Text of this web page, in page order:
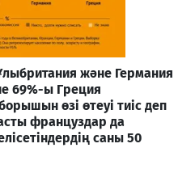
және Германия
69%-ы Греция
өзі өтеуі тиіс деп
француздар да
саны 50